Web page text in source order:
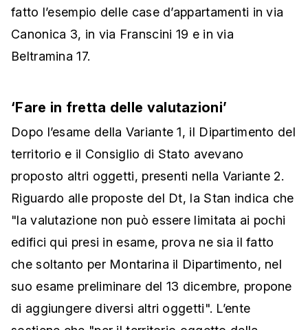
fatto l’esempio delle case d’appartamenti in via
Canonica 3, in via Franscini 19 e in via
Beltramina 17.
‘Fare in fretta delle valutazioni’
Dopo l’esame della Variante 1, il Dipartimento del
territorio e il Consiglio di Stato avevano
proposto altri oggetti, presenti nella Variante 2.
Riguardo alle proposte del Dt, la Stan indica che
"la valutazione non può essere limitata ai pochi
edifici qui presi in esame, prova ne sia il fatto
che soltanto per Montarina il Dipartimento, nel
suo esame preliminare del 13 dicembre, propone
di aggiungere diversi altri oggetti". L’ente